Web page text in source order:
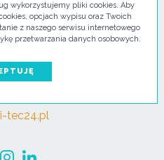
702 472
OTWARCIA
17:00
tec24.pl
wykorzystujemy pliki cookies. Aby
opcjach wypisu oraz Twoich
z naszego serwisu internetowego
przetwarzania danych osobowych.